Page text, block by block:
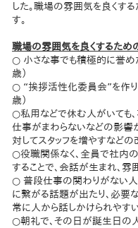
した。職場の雰囲気を良くす
す。
職場の雰囲気を良くするため
○ 小さな事でも積極的に誉め
歳）
○ “挨拶活性化委員会”を作り
歳）
○私用などで休む人がいても、
仕事がまわらないなどの影響
対してスタッフを増やすなどの
○役職関係なく、全員で社内
することで、会話が生まれ、雰
○ 普段仕事の関わりがない人
に繋がる話題が出たり、必要
常に人から話しかけられやすい
○朝礼で、その日が誕生日の